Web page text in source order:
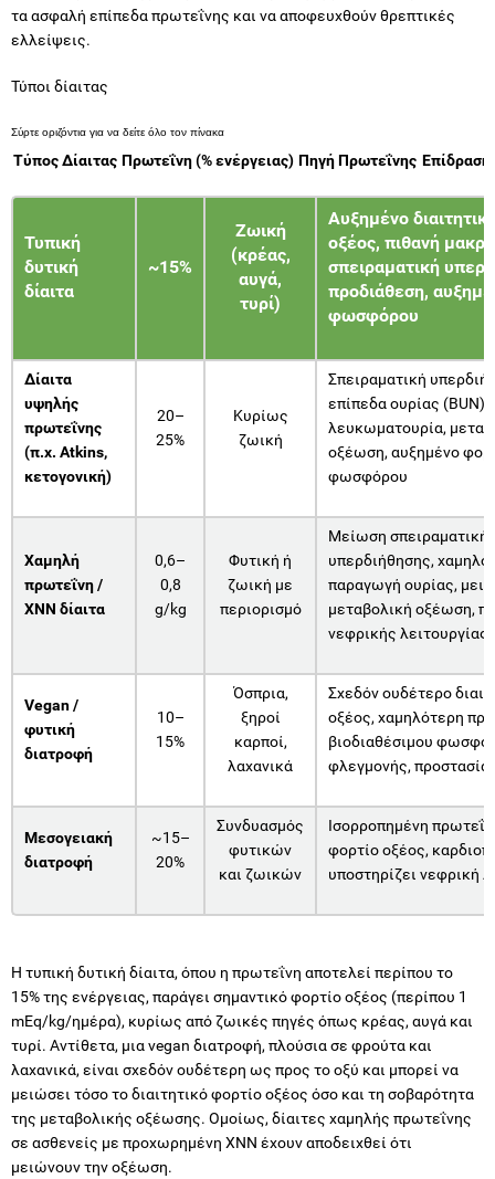
τα ασφαλή επίπεδα πρωτεΐνης και να αποφευχθούν θρεπτικές
ελλείψεις.
Τύποι δίαιτας
Τύπος Δίαιτας Πρωτεΐνη (% ενέργειας) Πηγή Πρωτεΐνης
Τυπική
δυτική
δίαιτα
~15%
Ζωική
(κρέας,
αυγά,
τυρί)
Αυξημένο
οξέος, πιθανή
σπειραματική
προδιάθεση,
φωσφόρου
Δίαιτα
υψηλής
πρωτεΐνης
(π.χ. Atkins,
κετογονική)
20–
25%
Κυρίως
ζωική
Σπειραματική
επίπεδα ουρίας (BUN),
λευκωματουρία,
οξέωση, αυξημένο
φωσφόρου
Χαμηλή
πρωτεΐνη /
ΧΝΝ δίαιτα
0,6–
0,8
g/kg
Φυτική ή
ζωική με
περιορισμό
Μείωση
υπερδιήθησης,
παραγωγή ουρίας,
μεταβολική οξέωση,
νεφρικής λειτουργίας
Vegan /
φυτική
διατροφή
10–
15%
Όσπρια,
ξηροί
καρποί,
λαχανικά
Σχεδόν ουδέτερο
οξέος, χαμηλότερη
βιοδιαθέσιμου
φλεγμονής,
Μεσογειακή
διατροφή
~15–
20%
Συνδυασμός
φυτικών
και ζωικών
Ισορροπημένη
φορτίο οξέος,
υποστηρίζει νεφρική
Η τυπική δυτική δίαιτα, όπου η πρωτεΐνη αποτελεί περίπου το
15% της ενέργειας, παράγει σημαντικό φορτίο οξέος (περίπου 1
mEq/kg/ημέρα), κυρίως από ζωικές πηγές όπως κρέας, αυγά και
τυρί. Αντίθετα, μια vegan διατροφή, πλούσια σε φρούτα και
λαχανικά, είναι σχεδόν ουδέτερη ως προς το οξύ και μπορεί να
μειώσει τόσο το διαιτητικό φορτίο οξέος όσο και τη σοβαρότητα
της μεταβολικής οξέωσης. Ομοίως, δίαιτες χαμηλής πρωτεΐνης
σε ασθενείς με προχωρημένη ΧΝΝ έχουν αποδειχθεί ότι
μειώνουν την οξέωση.